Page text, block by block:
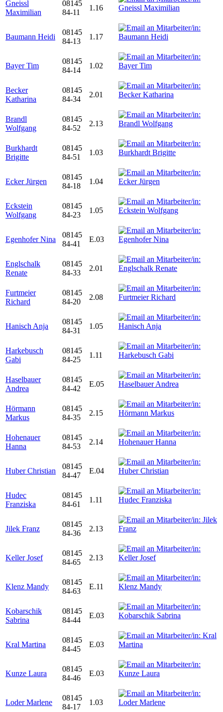
Gneissl
Maximilian
08145
84-11
1.16
Baumann Heidi
08145
84-13
1.17
Bayer Tim
08145
84-14
1.02
Becker
Katharina
08145
84-34
2.01
Brandl
Wolfgang
08145
84-52
2.13
Burkhardt
Brigitte
08145
84-51
1.03
Ecker Jürgen
08145
84-18
1.04
Eckstein
Wolfgang
08145
84-23
1.05
Egenhofer Nina
08145
84-41
E.03
Englschalk
Renate
08145
84-33
2.01
Furtmeier
Richard
08145
84-20
2.08
Hanisch Anja
08145
84-31
1.05
Harkebusch
Gabi
08145
84-25
1.11
Haselbauer
Andrea
08145
84-42
E.05
Hörmann
Markus
08145
84-35
2.15
Hohenauer
Hanna
08145
84-53
2.14
Huber Christian
08145
84-47
E.04
Hudec
Franziska
08145
84-61
1.11
Jilek Franz
08145
84-36
2.13
Keller Josef
08145
84-65
2.13
Klenz Mandy
08145
84-63
E.11
Kobarschik
Sabrina
08145
84-44
E.03
Kral Martina
08145
84-45
E.03
Kunze Laura
08145
84-46
E.03
Loder Marlene
08145
84-17
1.03